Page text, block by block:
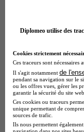
AFPAM
Aucun avis
Bezannes
Diplomeo utilise des
Cookies strictement
Ces traceurs sont
Il s'agit notamment de
pendant sa navigation sur le
ou les offres vues, gérer les
garantir la sécurité du site
Ces cookies ou traceurs
unique permettant de
sources de trafic.
Ils nous permettent
navigation dans nos sites